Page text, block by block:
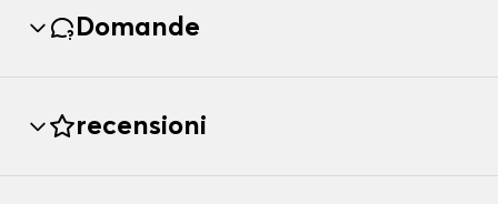
Domande
recensioni